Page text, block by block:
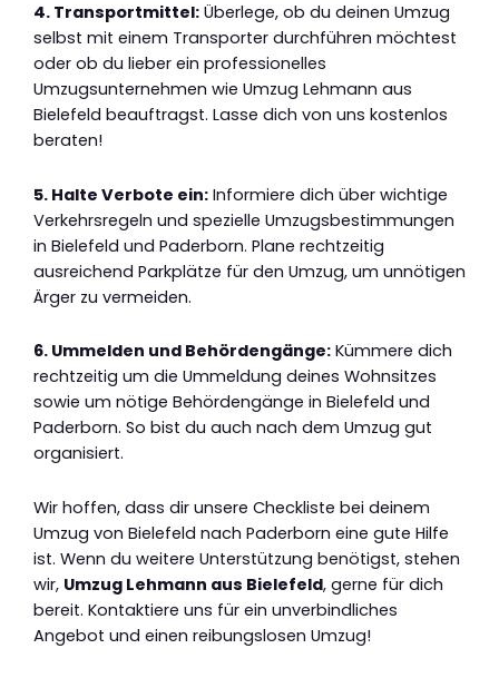
4. Transportmittel: Überlege, ob du deinen Umzug
selbst mit einem Transporter durchführen möchtest
oder ob du lieber ein professionelles
Umzugsunternehmen wie Umzug Lehmann aus
Bielefeld beauftragst. Lasse dich von uns kostenlos
beraten!
5. Halte Verbote ein: Informiere dich über wichtige
Verkehrsregeln und spezielle Umzugsbestimmungen
in Bielefeld und Paderborn. Plane rechtzeitig
ausreichend Parkplätze für den Umzug, um unnötigen
Ärger zu vermeiden.
6. Ummelden und Behördengänge: Kümmere dich
rechtzeitig um die Ummeldung deines Wohnsitzes
sowie um nötige Behördengänge in Bielefeld und
Paderborn. So bist du auch nach dem Umzug gut
organisiert.
Wir hoffen, dass dir unsere Checkliste bei deinem
Umzug von Bielefeld nach Paderborn eine gute Hilfe
ist. Wenn du weitere Unterstützung benötigst, stehen
wir, Umzug Lehmann aus Bielefeld, gerne für dich
bereit. Kontaktiere uns für ein unverbindliches
Angebot und einen reibungslosen Umzug!